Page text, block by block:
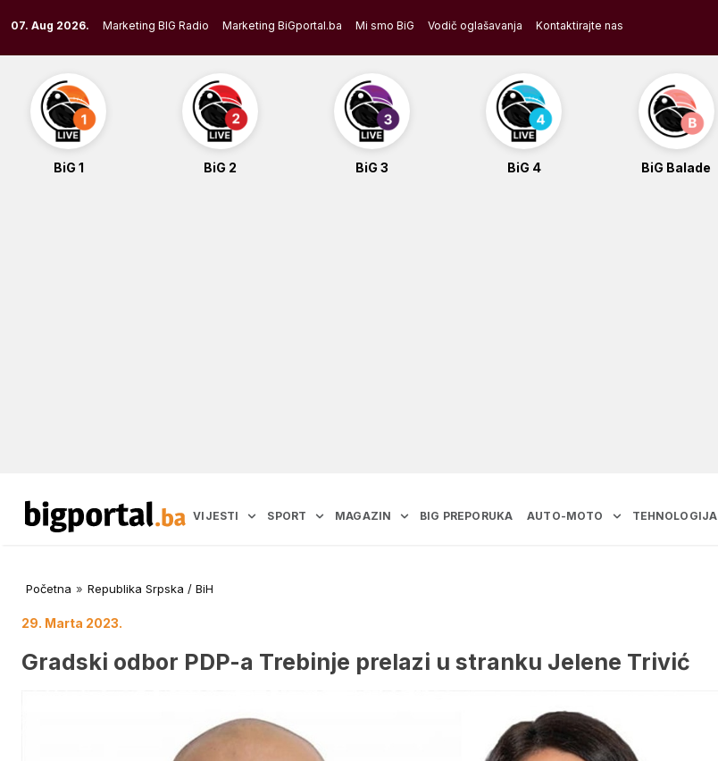
to
content
07. Aug 2026. Marketing BIG Radio Marketing BiGportal.ba Mi smo BiG Vodič oglašavanja Kontaktirajte nas
BiG 1 BiG 2 BiG 3 BiG 4 BiG Balade
VIJESTI SPORT MAGAZIN BIG PREPORUKA AUTO-MOTO TEHNOLOGIJA
Početna » Republika Srpska / BiH
29. Marta 2023.
Gradski odbor PDP-a Trebinje prelazi u stranku Jelene Trivić